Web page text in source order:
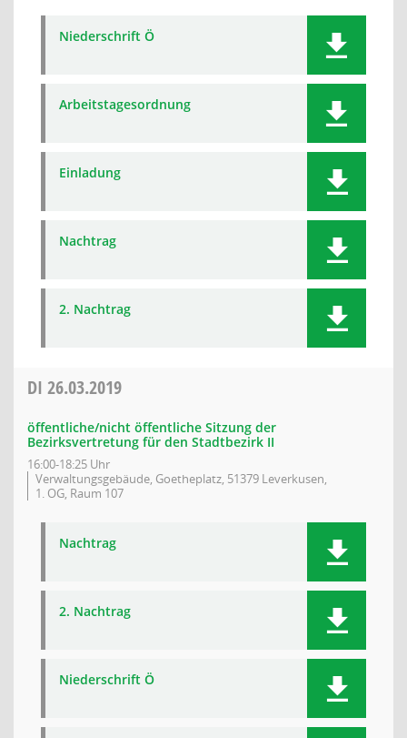
Niederschrift Ö
Arbeitstagesordnung
Einladung
Nachtrag
2. Nachtrag
DI 26.03.2019
öffentliche/nicht öffentliche Sitzung der
Bezirksvertretung für den Stadtbezirk II
16:00-18:25 Uhr
Verwaltungsgebäude, Goetheplatz, 51379 Leverkusen,
1. OG, Raum 107
Nachtrag
2. Nachtrag
Niederschrift Ö